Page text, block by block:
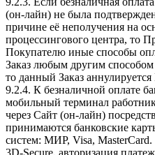
(он-лайн) не была
причине её неполучения на
процессингового центра, то
Покупателю иные способы
Заказ любым другим
то данный Заказ
9.2.4. К безналичной оплате
мобильный терминал
через Сайт (он-лайн)
принимаются банковские
систем: МИР, Visa,
3D-Secure, авторизация